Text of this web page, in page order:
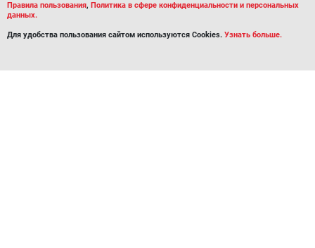
Правила пользования, Политика в сфере конфиденциальности и персональных
данных.
Для удобства пользования сайтом используются Cookies. Узнать больше.